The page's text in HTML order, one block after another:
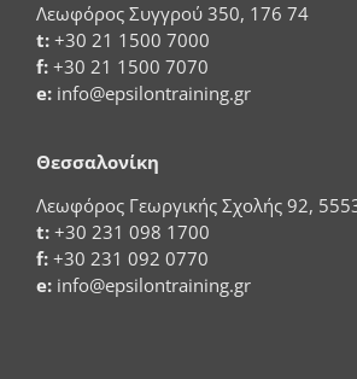
Λεωφόρος Συγγρού 350, 176 74
t: +30 21 1500 7000
f: +30 21 1500 7070
e: info@epsilontraining.gr
Θεσσαλονίκη
Λεωφόρος Γεωργικής Σχολής 92,
t: +30 231 098 1700
f: +30 231 092 0770
e: info@epsilontraining.gr